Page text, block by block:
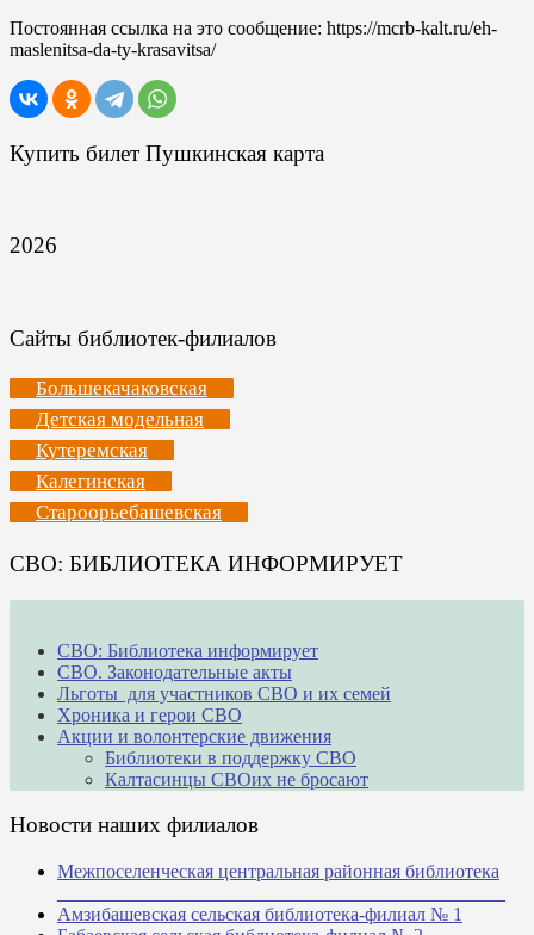
Постоянная ссылка на это сообщение: https://mcrb-kalt.ru/eh-
maslenitsa-da-ty-krasavitsa/
Купить билет Пушкинская карта
2026
Сайты библиотек-филиалов
Большекачаковская
Детская модельная
Кутеремская
Калегинская
Староорьебашевская
СВО: БИБЛИОТЕКА ИНФОРМИРУЕТ
СВО: Библиотека информирует
СВО. Законодательные акты
Льготы для участников СВО и их семей
Хроника и герои СВО
Акции и волонтерские движения
Библиотеки в поддержку СВО
Калтасинцы СВОих не бросают
Новости наших филиалов
Межпоселенческая центральная районная библиотека
Амзибашевская сельская библиотека-филиал № 1